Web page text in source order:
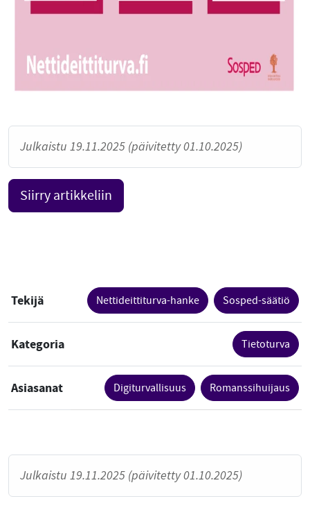
Julkaistu 19.11.2025 (päivitetty 01.10.2025)
Siirry artikkeliin
Tekijä Nettideittiturva-hanke Sosped-säätiö
Kategoria Tietoturva
Asiasanat Digiturvallisuus Romanssihuijaus
Julkaistu 19.11.2025 (päivitetty 01.10.2025)